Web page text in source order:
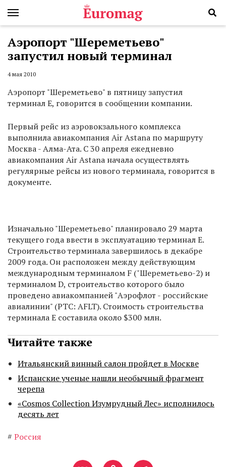
Аэропорт "Шереметьево"
запустил новый терминал
4 мая 2010
Аэропорт "Шереметьево" в пятницу запустил
терминал E, говорится в сообщении компании.
Первый рейс из аэровокзального комплекса
выполнила авиакомпания Air Astana по маршруту
Москва - Алма-Ата. С 30 апреля ежедневно
авиакомпания Air Astana начала осуществлять
регулярные рейсы из нового терминала, говорится в
документе.
Изначально "Шереметьево" планировало 29 марта
текущего года ввести в эксплуатацию терминал E.
Строительство терминала завершилось в декабре
2009 года. Он расположен между действующим
международным терминалом F ("Шереметьево-2) и
терминалом D, строительство которого было
проведено авиакомпанией "Аэрофлот - российские
авиалинии" (РТС: AFLT). Стоимость строительства
терминала E составила около $300 млн.
Читайте также
Итальянский винный салон пройдет в Москве
Испанские ученые нашли необычный фрагмент
черепа
«Cosmos Collection Изумрудный Лес» исполнилось
десять лет
# Россия